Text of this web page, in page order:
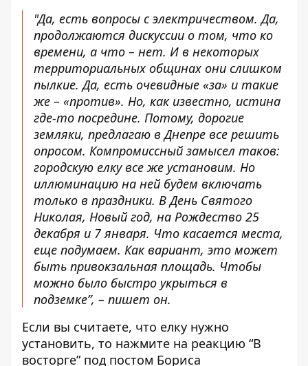
"Да, есть вопросы с электричеством. Да,
продолжаются дискуссии о том, что ко
времени, а что – нет. И в некоторых
территориальных общинах они слишком
пылкие. Да, есть очевидные «за» и такие
же – «против». Но, как известно, истина
где-то посредине. Потому, дорогие
земляки, предлагаю в Днепре все решить
опросом. Компромиссный замысел таков:
городскую елку все же установим. Но
иллюминацию на ней будем включать
только в праздники. В День Святого
Николая, Новый год, на Рождество 25
декабря и 7 января. Что касается места,
еще подумаем. Как вариант, это может
быть привокзальная площадь. Чтобы
можно было быстро укрыться в
подземке”, – пишет он.
Если вы считаете, что елку нужно
установить, то нажмите на реакцию “В
восторге” под постом Бориса